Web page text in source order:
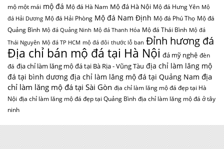
mộ một mái mộ đá Mộ đá Hà Nam Mộ đá Hà Nội Mộ đá Hưng Yên Mộ
đá Hải Dương Mộ đá Hải Phòng Mộ đá Nam Định Mộ đá Phú Thọ Mộ đá
Quảng Bình Mộ đá Quảng Ninh Mộ đá Thanh Hóa Mộ đá Thái Bình Mộ đá
Thái Nguyên Mộ đá TP HCM mộ đá đôi thước lỗ ban Đỉnh hương đá
Địa chỉ bán mộ đá tại Hà Nội đá mỹ nghệ đèn
đá địa chỉ làm lăng mộ đá tại Bà Rịa - Vũng Tàu địa chỉ làm lăng mộ
đá tại bình dương địa chỉ làm lăng mộ đá tại Quảng Nam địa
chỉ làm lăng mộ đá tại Sài Gòn địa chỉ làm lăng mộ đá đẹp tại Hà
Nội địa chỉ làm lăng mộ đá đẹp tại Quảng Bình địa chỉ làm lăng mộ đá ở tây
ninh